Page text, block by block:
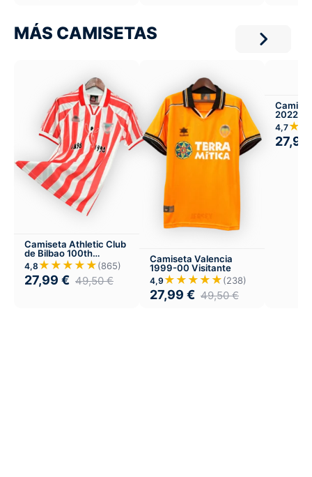
MÁS CAMISETAS
Camiseta Athletic Club
de Bilbao 100th
aniversario 1998
4,8 ★★★★★(865)
27,99 € 49,50€
Camiseta Valencia
1999-00 Visitante
4,9 ★★★★★(238)
27,99 € 49,50€
2022
4,7
27,99